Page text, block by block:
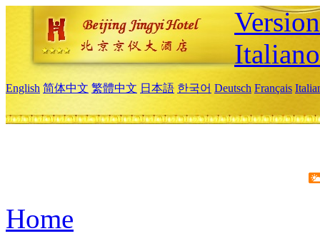
Italiano
English 简体中文 繁體中文 日本語 한국어 Deutsch Français
Home